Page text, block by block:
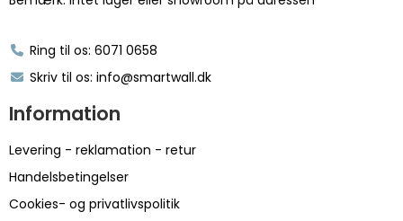
Ring til os: 6071 0658
Skriv til os: info@smartwall.dk
Information
Levering - reklamation - retur
Handelsbetingelser
Cookies- og privatlivspolitik